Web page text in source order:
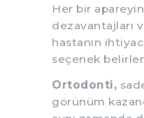
Her bir
dezavantajları
hastanın
seçenek
Ortodonti,
görünüm